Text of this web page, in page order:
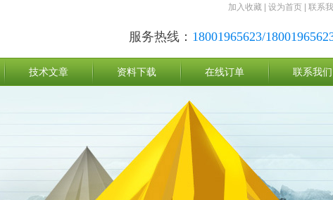
加入收藏 设为首页 联系
服务热线： 18001965623/
技术文章 资料下载 在线订单 联系我们